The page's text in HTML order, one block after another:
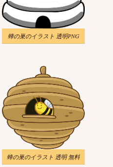
蜂の巣のイラスト 透明PNG
蜂の巣のイラスト 透明 無料